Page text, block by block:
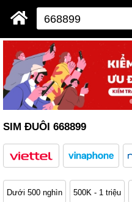
SIM ĐUÔI 668899
Dưới 500 nghìn 500K - 1 triệu